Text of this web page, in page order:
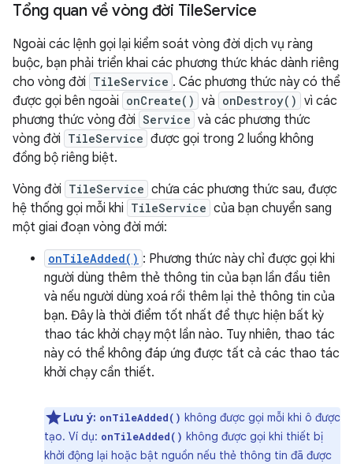
Tổng quan về vòng đời TileService
Ngoài các lệnh gọi lại kiểm soát vòng đời dịch vụ ràng
buộc, bạn phải triển khai các phương thức khác dành riêng
cho vòng đời TileService . Các phương thức này có thể
được gọi bên ngoài onCreate() và onDestroy() vì các
phương thức vòng đời Service và các phương thức
vòng đời TileService được gọi trong 2 luồng không
đồng bộ riêng biệt.
Vòng đời TileService chứa các phương thức sau, được
hệ thống gọi mỗi khi TileService của bạn chuyển sang
một giai đoạn vòng đời mới:
onTileAdded() : Phương thức này chỉ được gọi khi
người dùng thêm thẻ thông tin của bạn lần đầu tiên
và nếu người dùng xoá rồi thêm lại thẻ thông tin của
bạn. Đây là thời điểm tốt nhất để thực hiện bất kỳ
thao tác khởi chạy một lần nào. Tuy nhiên, thao tác
này có thể không đáp ứng được tất cả các thao tác
khởi chạy cần thiết.
Lưu ý: onTileAdded() không được gọi mỗi khi ô được
tạo. Ví dụ: onTileAdded() không được gọi khi thiết bị
khởi động lại hoặc bật nguồn nếu thẻ thông tin đã được